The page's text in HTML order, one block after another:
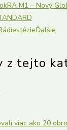
RA M1 – Nový
Ďalšie
z tejto
viac ako 20